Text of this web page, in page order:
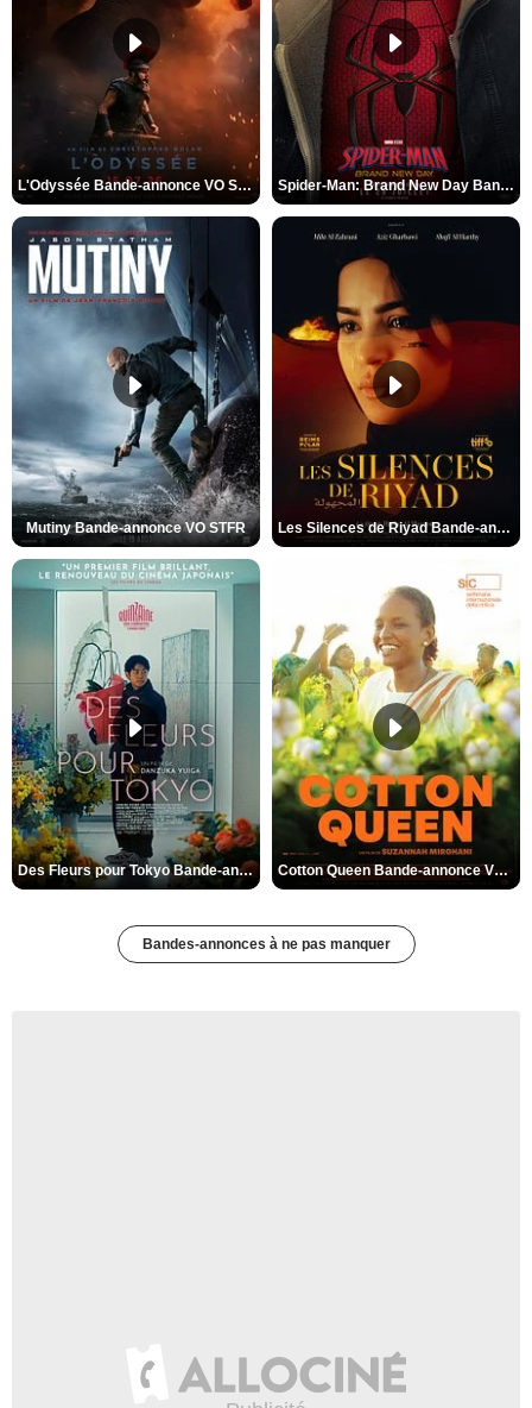
L'Odyssée Bande-annonce VO STFR Spider-Man: Brand New Day Bande-annonce VO STFR
Mutiny Bande-annonce VO STFR Les Silences de Riyad Bande-annonce VO STFR
Des Fleurs pour Tokyo Bande-annonce VO STFR Cotton Queen Bande-annonce VO STFR
Bandes-annonces à ne pas manquer